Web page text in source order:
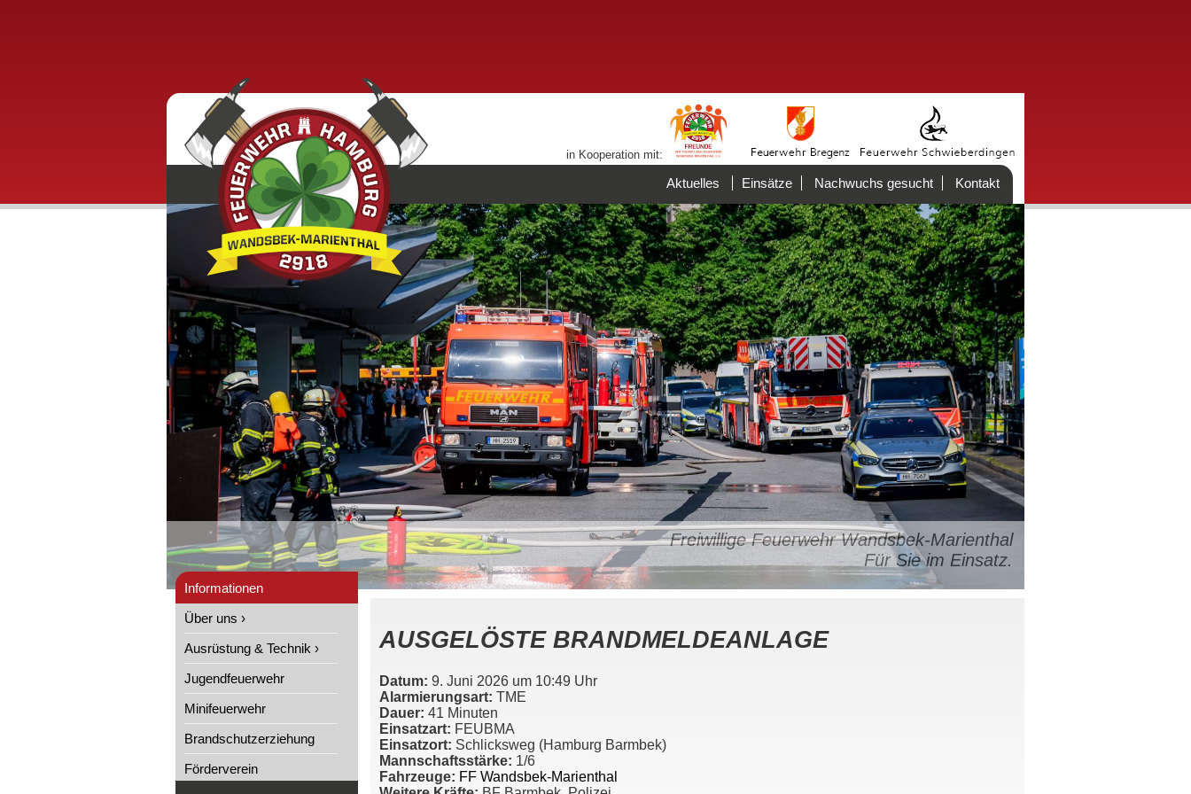
in Kooperation mit:
Aktuelles Einsätze Nachwuchs gesucht Kontakt
Freiwillige Feuerwehr Wandsbek-Marienthal
Für Sie im Einsatz.
Informationen
Über uns ›
Ausrüstung & Technik ›
Jugendfeuerwehr
Minifeuerwehr
Brandschutzerziehung
Förderverein
AUSGELÖSTE BRANDMELDEANLAGE
Datum: 9. Juni 2026 um 10:49 Uhr
Alarmierungsart: TME
Dauer: 41 Minuten
Einsatzart: FEUBMA
Einsatzort: Schlicksweg (Hamburg Barmbek)
Mannschaftsstärke: 1/6
Fahrzeuge: FF Wandsbek-Marienthal